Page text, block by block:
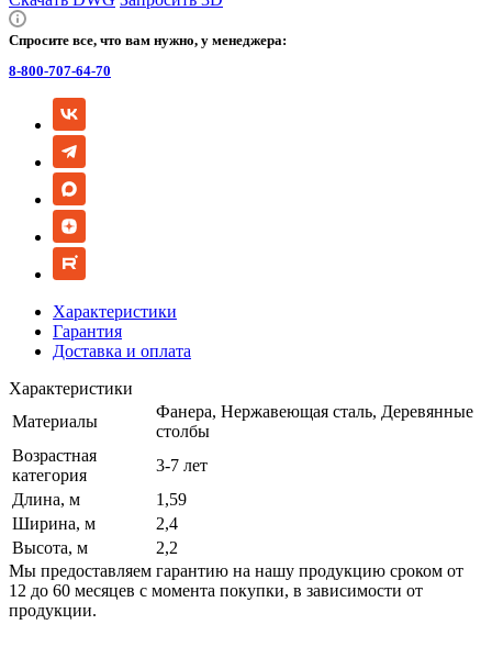
Спросите все, что вам нужно, у менеджера:
8-800-707-64-70
Характеристики
Гарантия
Доставка и оплата
Характеристики
Материалы
Фанера, Нержавеющая сталь, Деревянные
столбы
Возрастная
категория
3-7 лет
Длина, м
1,59
Ширина, м
2,4
Высота, м
2,2
Мы предоставляем гарантию на нашу продукцию сроком от
12 до 60 месяцев с момента покупки, в зависимости от
продукции.